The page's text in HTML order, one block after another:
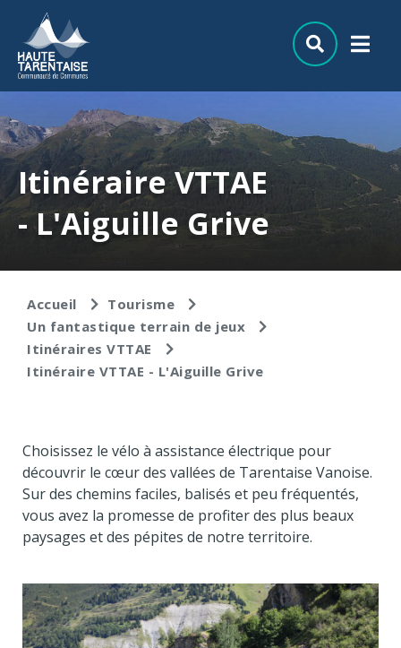
Aller à la recherche
Itinéraire VTTAE
- L'Aiguille Grive
Accueil
Tourisme
Un fantastique terrain de jeux
Itinéraires VTTAE
Itinéraire VTTAE - L'Aiguille Grive
Choisissez le vélo à assistance électrique pour
découvrir le cœur des vallées de Tarentaise Vanoise.
Sur des chemins faciles, balisés et peu fréquentés,
vous avez la promesse de profiter des plus beaux
paysages et des pépites de notre territoire.